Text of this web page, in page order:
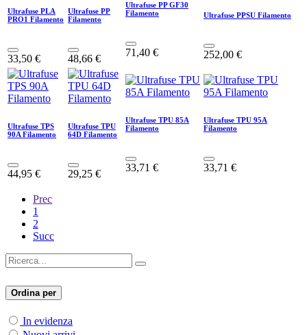
Ultrafuse PLA
PRO1 Filamento
33,50 €
Ultrafuse PP
Filamento
48,66 €
Ultrafuse PP GF30
Filamento
71,40 €
Ultrafuse PPSU Filamento
252,00 €
Ultrafuse TPS
90A Filamento
44,95 €
Ultrafuse TPU
64D Filamento
29,25 €
Ultrafuse TPU 85A
Filamento
33,71 €
Ultrafuse TPU 95A
Filamento
33,71 €
Prec
1
2
Succ
Ordina per
In evidenza